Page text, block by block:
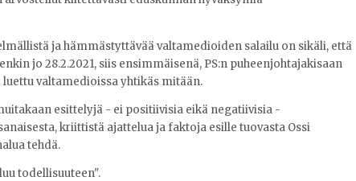
ja hämmästyttävää valtamedioiden salailu on sikäli, että
jo 28.2.2021, siis ensimmäisenä, PS:n puheenjohtajakisaan
luettu valtamedioissa yhtikäs mitään.
esittelyjä - ei positiivisia eikä negatiivisia -
kriittistä ajattelua ja faktoja esille tuovasta Ossi
tehdä.
todellisuuteen".